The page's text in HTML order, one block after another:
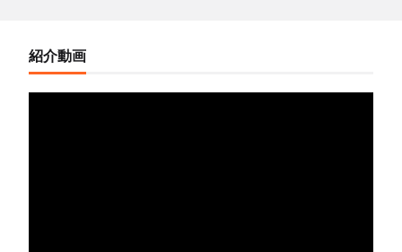
紹介動画